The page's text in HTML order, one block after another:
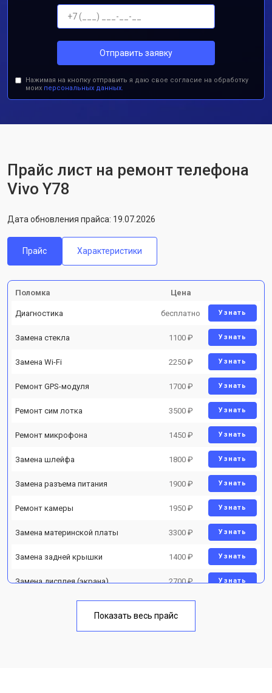
Отправить заявку
Нажимая на кнопку отправить я даю свое согласие на обработку
моих персональных данных.
Прайс лист на ремонт телефона
Vivo Y78
Дата обновления прайса: 19.07.2026
Прайс Характеристики
Поломка Цена
Диагностика бесплатно Узнать
Замена стекла 1100 ₽ Узнать
Замена Wi-Fi 2250 ₽ Узнать
Ремонт GPS-модуля 1700 ₽ Узнать
Ремонт сим лотка 3500 ₽ Узнать
Ремонт микрофона 1450 ₽ Узнать
Замена шлейфа 1800 ₽ Узнать
Замена разъема питания 1900 ₽ Узнать
Ремонт камеры 1950 ₽ Узнать
Замена материнской платы 3300 ₽ Узнать
Замена задней крышки 1400 ₽ Узнать
Замена дисплея (экрана) 2700 ₽ Узнать
Замена кнопки включения 1750 ₽
Показать весь прайс